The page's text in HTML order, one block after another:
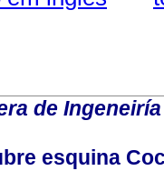
de
esquina